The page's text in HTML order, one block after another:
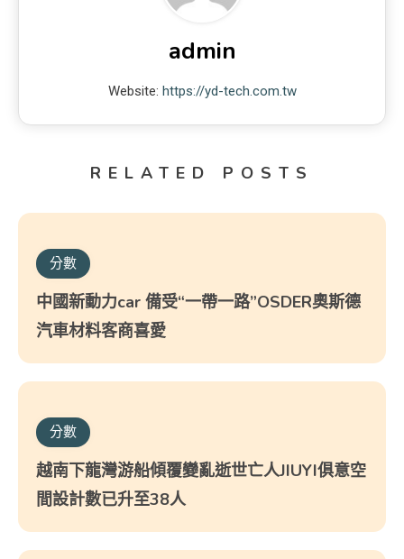
admin
Website: https://yd-tech.com.tw
RELATED POSTS
分數
中國新動力car 備受“一帶一路”OSDER奧斯德
汽車材料客商喜愛
分數
越南下龍灣游船傾覆變亂逝世亡人JIUYI俱意空
間設計數已升至38人